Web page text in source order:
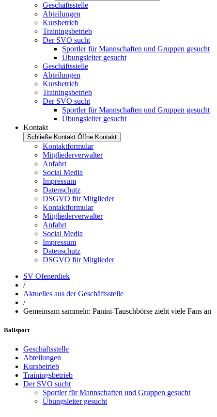
Geschäftsstelle
Abteilungen
Kursbetrieb
Trainingsbetrieb
Der SVO sucht
Sportler für Mannschaften und Gruppen gesucht
Übungsleiter gesucht
Geschäftsstelle
Abteilungen
Kursbetrieb
Trainingsbetrieb
Der SVO sucht
Sportler für Mannschaften und Gruppen gesucht
Übungsleiter gesucht
Kontakt
Schließe Kontakt Öffne Kontakt
Kontaktformular
Mitgliederverwalter
Anfahrt
Social Media
Impressum
Datenschutz
DSGVO für Mitglieder
Kontaktformular
Mitgliederverwalter
Anfahrt
Social Media
Impressum
Datenschutz
DSGVO für Mitglieder
SV Ofenerdiek
/
Aktuelles aus der Geschäftsstelle
/
Gemeinsam sammeln: Panini-Tauschbörse zieht viele Fans an
Ballsport
Geschäftsstelle
Abteilungen
Kursbetrieb
Trainingsbetrieb
Der SVO sucht
Sportler für Mannschaften und Gruppen gesucht
Übungsleiter gesucht